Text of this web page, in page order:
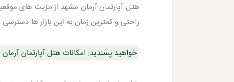
هتل آپارتمان آرمان مشهد از مزیت های
راحتی و کمترین زمان به این بازار ها
خواهید پسندید: امکانات هتل آپارتمان